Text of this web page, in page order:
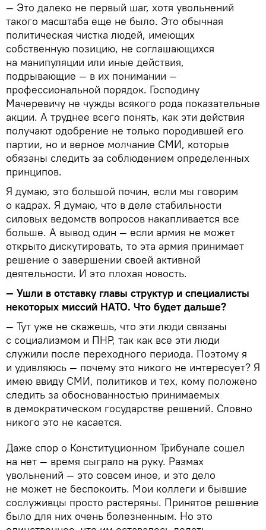
— Это далеко не первый шаг, хотя увольнений
такого масштаба еще не было. Это обычная
политическая чистка людей, имеющих
собственную позицию, не соглашающихся
на манипуляции или иные действия,
подрывающие — в их понимании —
профессиональной порядок. Господину
Мачеревичу не чужды всякого рода показательные
акции. А труднее всего понять, как эти действия
получают одобрение не только породившей его
партии, но и верное молчание СМИ, которые
обязаны следить за соблюдением определенных
принципов.
Я думаю, это большой почин, если мы говорим
о кадрах. Я думаю, что в деле стабильности
силовых ведомств вопросов накапливается все
больше. А вывод один — если армия не может
открыто дискутировать, то эта армия принимает
решение о завершении своей активной
деятельности. И это плохая новость.
— Ушли в отставку главы структур и специалисты
некоторых миссий НАТО. Что будет дальше?
— Тут уже не скажешь, что эти люди связаны
с социализмом и ПНР, так как все эти люди
служили после переходного периода. Поэтому я
и удивляюсь — почему это никого не интересует? Я
имею ввиду СМИ, политиков и тех, кому положено
следить за обоснованностью принимаемых
в демократическом государстве решений. Словно
никого это не касается.
Даже спор о Конституционном Трибунале сошел
на нет — время сыграло на руку. Размах
увольнений — это совсем иное, и это дело
не может не беспокоить. Мои коллеги и бывшие
сослуживцы просто растеряны. Принятое решение
было для них очень болезненным. Но это